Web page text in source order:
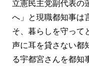
立憲民主党副代表の
へ」と現職都知事は
そ、暮らしを守って
声に耳を貸さない都
る宇都宮さんを都知